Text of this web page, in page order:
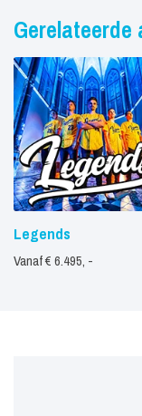
Gerelateerde
Legends
Vanaf € 6.495, -